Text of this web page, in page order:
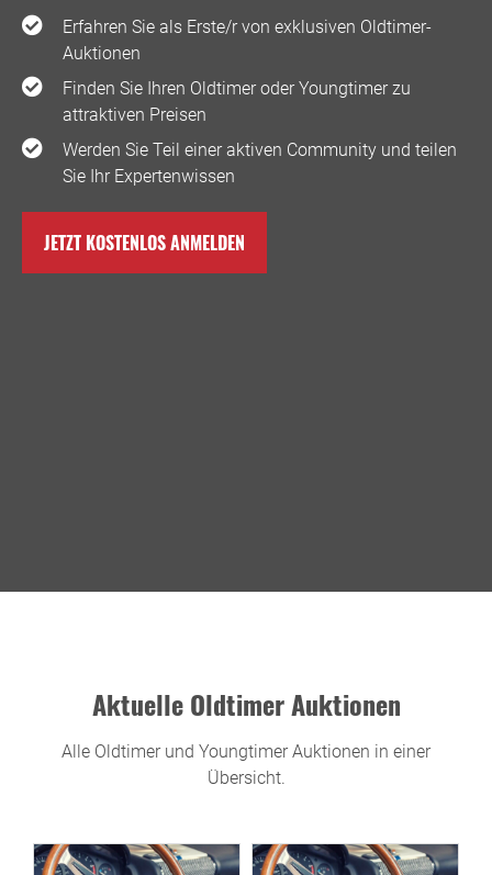
Erfahren Sie als Erste/r von exklusiven Oldtimer-
Auktionen
Finden Sie Ihren Oldtimer oder Youngtimer zu
attraktiven Preisen
Werden Sie Teil einer aktiven Community und teilen
Sie Ihr Expertenwissen
JETZT KOSTENLOS ANMELDEN
Aktuelle Oldtimer Auktionen
Alle Oldtimer und Youngtimer Auktionen in einer
Übersicht.